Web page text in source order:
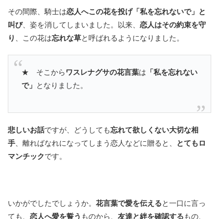
その間際、騎士は恋人へこの花を投げ「私を忘れないで」と
叫び、姿を消してしまいました。以来、 恋人はその約束を守
り
、この花は忘れな草と呼ばれるようになりました。
★ そこから ワスレナグサの花言葉は 「私を忘れない
で」 となりました。
悲しいお話ですが、どうしても忘れて欲しくない大切な相
手 、離ればなれになってしまう恋人などに贈ると、
とてもロ
マンチックです。
いかがでしたでしょうか。 花言葉で愛を伝えると一口に言っ
ても、 恋人へ愛を誓う ものから、 友達と絆を確認する もの、